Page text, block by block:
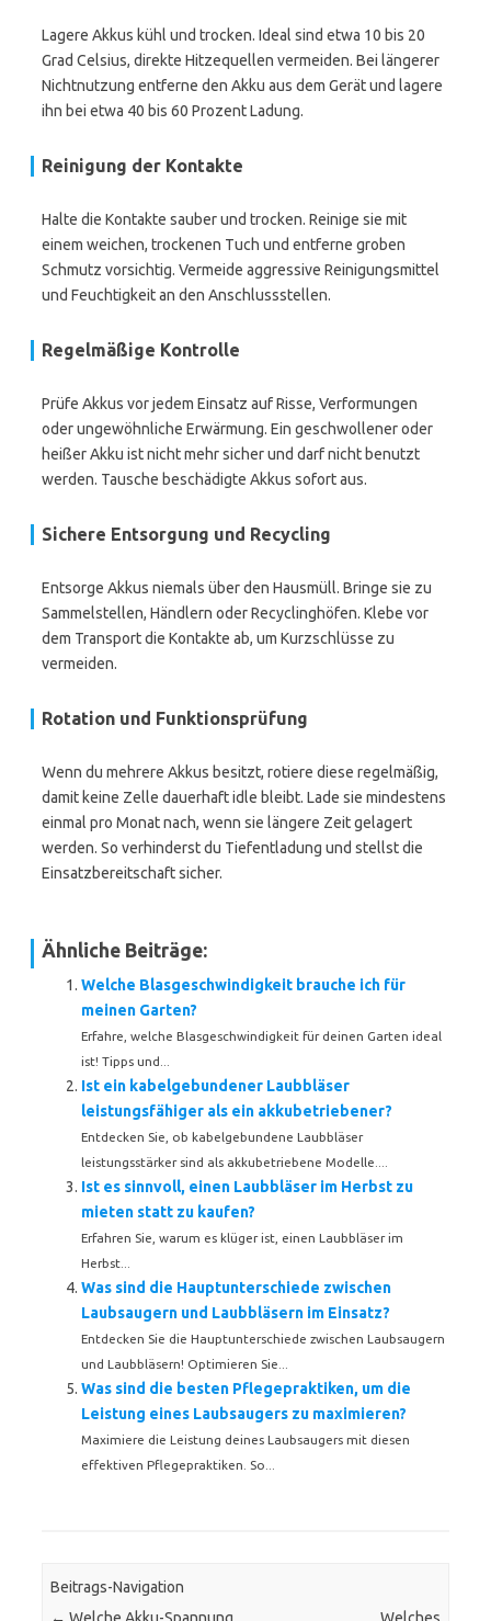
Lagere Akkus kühl und trocken. Ideal sind etwa 10 bis 20
Grad Celsius, direkte Hitzequellen vermeiden. Bei längerer
Nichtnutzung entferne den Akku aus dem Gerät und lagere
ihn bei etwa 40 bis 60 Prozent Ladung.
Reinigung der Kontakte
Halte die Kontakte sauber und trocken. Reinige sie mit
einem weichen, trockenen Tuch und entferne groben
Schmutz vorsichtig. Vermeide aggressive Reinigungsmittel
und Feuchtigkeit an den Anschlussstellen.
Regelmäßige Kontrolle
Prüfe Akkus vor jedem Einsatz auf Risse, Verformungen
oder ungewöhnliche Erwärmung. Ein geschwollener oder
heißer Akku ist nicht mehr sicher und darf nicht benutzt
werden. Tausche beschädigte Akkus sofort aus.
Sichere Entsorgung und Recycling
Entsorge Akkus niemals über den Hausmüll. Bringe sie zu
Sammelstellen, Händlern oder Recyclinghöfen. Klebe vor
dem Transport die Kontakte ab, um Kurzschlüsse zu
vermeiden.
Rotation und Funktionsprüfung
Wenn du mehrere Akkus besitzt, rotiere diese regelmäßig,
damit keine Zelle dauerhaft idle bleibt. Lade sie mindestens
einmal pro Monat nach, wenn sie längere Zeit gelagert
werden. So verhinderst du Tiefentladung und stellst die
Einsatzbereitschaft sicher.
Ähnliche Beiträge:
Welche Blasgeschwindigkeit brauche ich für
meinen Garten?
Erfahre, welche Blasgeschwindigkeit für deinen Garten ideal
ist! Tipps und...
Ist ein kabelgebundener Laubbläser
leistungsfähiger als ein akkubetriebener?
Entdecken Sie, ob kabelgebundene Laubbläser
leistungsstärker sind als akkubetriebene Modelle....
Ist es sinnvoll, einen Laubbläser im Herbst zu
mieten statt zu kaufen?
Erfahren Sie, warum es klüger ist, einen Laubbläser im
Herbst...
Was sind die Hauptunterschiede zwischen
Laubsaugern und Laubbläsern im Einsatz?
Entdecken Sie die Hauptunterschiede zwischen Laubsaugern
und Laubbläsern! Optimieren Sie...
Was sind die besten Pflegepraktiken, um die
Leistung eines Laubsaugers zu maximieren?
Maximiere die Leistung deines Laubsaugers mit diesen
effektiven Pflegepraktiken. So...
Beitrags-Navigation